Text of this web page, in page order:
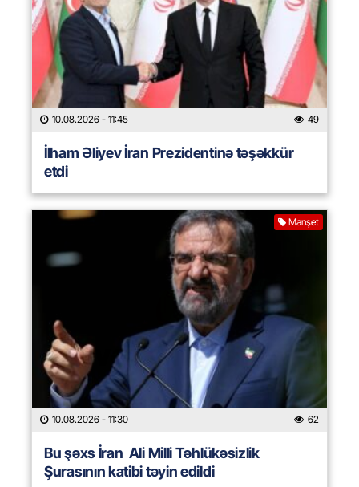
10.08.2026 - 11:45 49
İlham Əliyev İran Prezidentinə təşəkkür
etdi
Manşet
10.08.2026 - 11:30 62
Bu şəxs İran Ali Milli Təhlükəsizlik
Şurasının katibi təyin edildi